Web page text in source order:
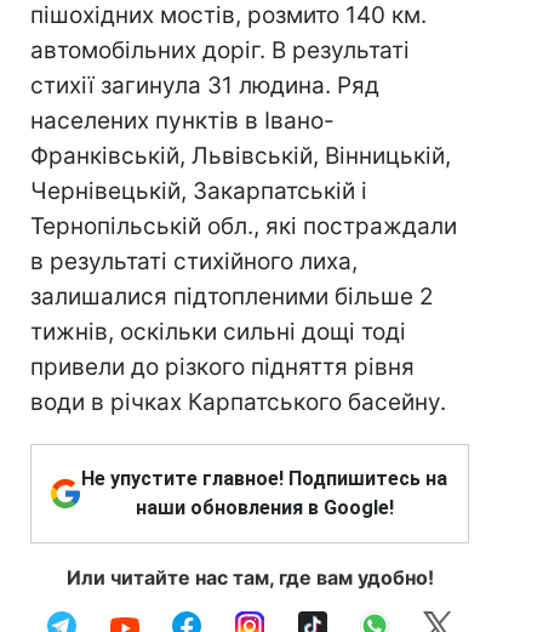
пішохідних мостів, розмито 140 км.
автомобільних доріг. В результаті
стихії загинула 31 людина. Ряд
населених пунктів в Івано-
Франківській, Львівській, Вінницькій,
Чернівецькій, Закарпатській і
Тернопільській обл., які постраждали
в результаті стихійного лиха,
залишалися підтопленими більше 2
тижнів, оскільки сильні дощі тоді
привели до різкого підняття рівня
води в річках Карпатського басейну.
Не упустите главное! Подпишитесь на
наши обновления в Google!
Или читайте нас там, где вам удобно!